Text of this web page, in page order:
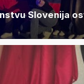
Slovenija